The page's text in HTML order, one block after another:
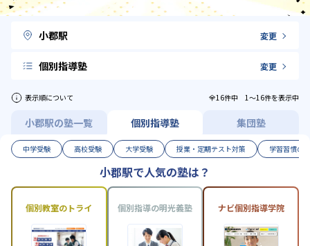
小郡駅 変更
個別指導塾 変更
表示順について 全16件中 1〜16件を表示中
小郡駅の塾一覧 個別指導塾 集団塾
中学受験 高校受験 大学受験 授業・定期テスト対策 学習習慣の
小郡駅で人気の塾は？
個別教室のトライ 個別指導の明光義塾 ナビ個別指導学院